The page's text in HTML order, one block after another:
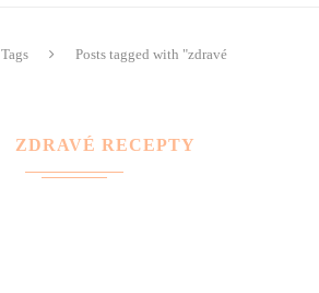
Tags
Posts tagged with "zdravé
ZDRAVÉ RECEPTY